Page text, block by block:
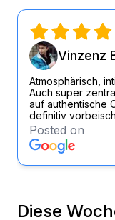
Vinzenz
Atmosphärisch,
Auch super
auf authentische
definitiv
Posted on
Diese